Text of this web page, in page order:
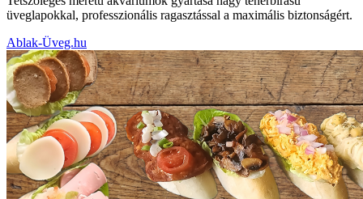
üveglapokkal, professzionális ragasztással a maximális biztonságért.
Ablak-Üveg.hu